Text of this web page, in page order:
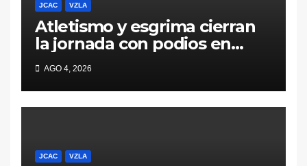
JCAC VZLA
Atletismo y esgrima cierran
la jornada con podios en
Santo Domingo 2026
AGO 4, 2026
JCAC VZLA